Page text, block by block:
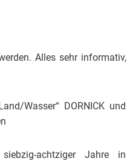
Alles sehr informativ,
Wasser“ DORNICK und
achtziger Jahre in